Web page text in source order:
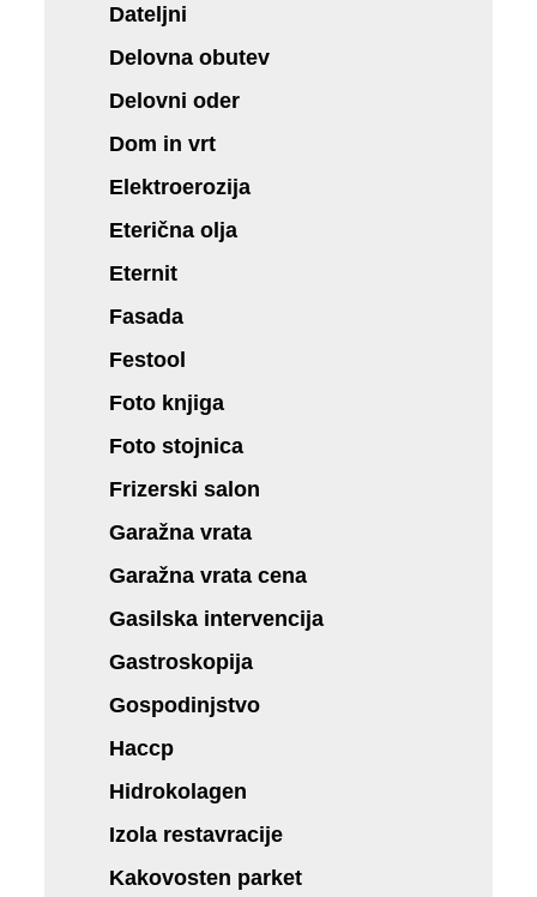
Dateljni
Delovna obutev
Delovni oder
Dom in vrt
Elektroerozija
Eterična olja
Eternit
Fasada
Festool
Foto knjiga
Foto stojnica
Frizerski salon
Garažna vrata
Garažna vrata cena
Gasilska intervencija
Gastroskopija
Gospodinjstvo
Haccp
Hidrokolagen
Izola restavracije
Kakovosten parket